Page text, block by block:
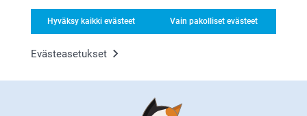
Hyväksy kaikki evästeet Vain pakolliset evästeet
Evästeasetukset
Tyytyväisyystakuu